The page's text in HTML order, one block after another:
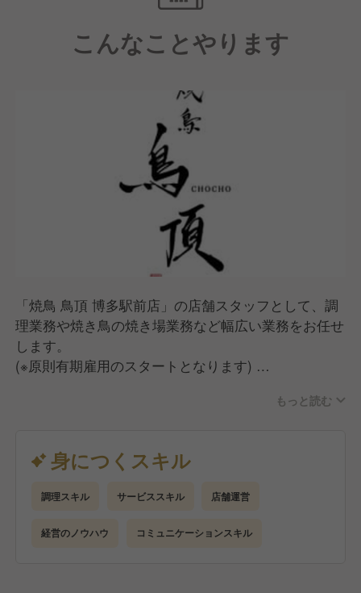
【成果に応じて給与アップ】
いモチベーションを保ちながらスキルアップができま
【当店ならではのメニュー展開】
うずまき名物の野菜巻き串は常に旬で新鮮な食材を使
用し、門外不出・唯一無二の味を届けています。
また、全国展開している当ブランドは、店舗ごとに地
域性を活かしたオリジナルメニューをご用意している
こんなことやります
「焼鳥 鳥頂 博多駅前店」の店舗スタッフとして、調
理業務や焼き鳥の焼き場業務など幅広い業務をお任せ
します。
(※原則有期雇用のスタートとなります)
理、洗い場など
＜ホール業務＞
ご案内、オーダー受付、配膳、接客、会計など
もっと読む
身につくスキル
調理スキル サービススキル 店舗運営
経営のノウハウ コミュニケーションスキル